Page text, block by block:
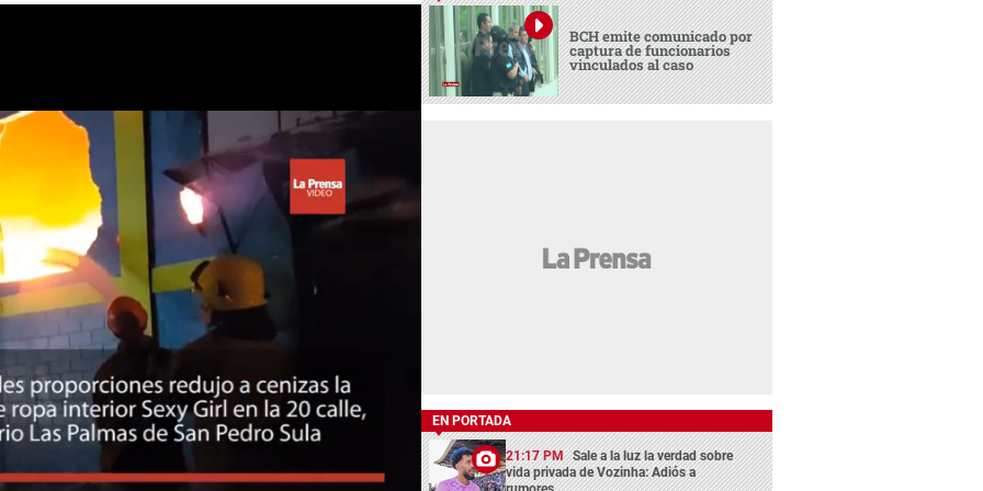
BCH emite comunicado por
captura de funcionarios
vinculados al caso
EN PORTADA
21:17 PM Sale a la luz la verdad sobre
vida privada de Vozinha: Adiós a